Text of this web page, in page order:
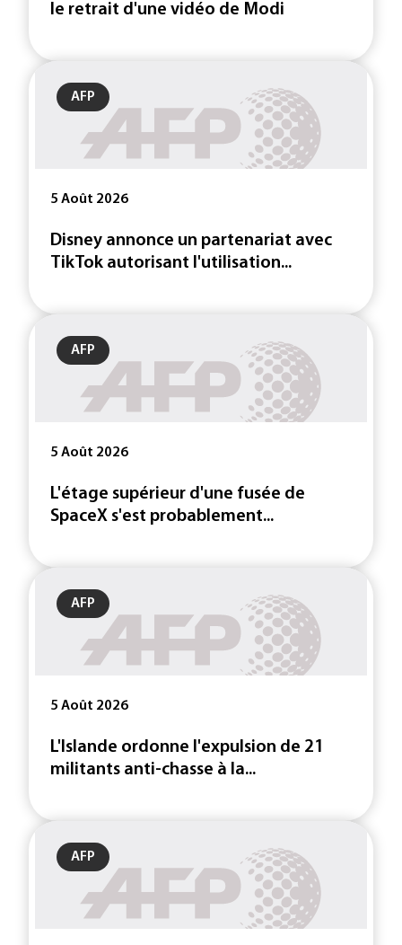
le retrait d'une vidéo de Modi
AFP
5 Août 2026
Disney annonce un partenariat avec
TikTok autorisant l'utilisation...
AFP
5 Août 2026
L'étage supérieur d'une fusée de
SpaceX s'est probablement...
AFP
5 Août 2026
L'Islande ordonne l'expulsion de 21
militants anti-chasse à la...
AFP